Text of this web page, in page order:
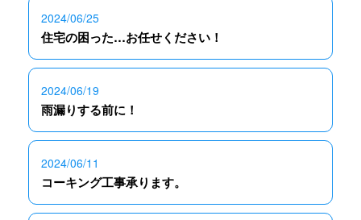
2024/06/25
住宅の困った…お任せください！
2024/06/19
雨漏りする前に！
2024/06/11
コーキング工事承ります。